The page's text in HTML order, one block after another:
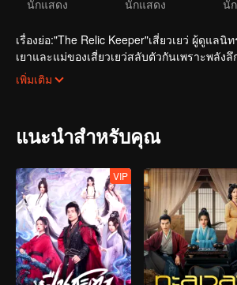
นักแสดง
นักแสดง
นั
เรื่องย่อ:"The Relic Keeper"เสี่ยวเยว่ ผู้ดูแ
เยาและแม่ของเสี่ยวเยว่สลับตัวกันเพราะพลัง
พยายามหาวิธีทะลุมิติ จนได้พบกับความลับ
เพิ่มเติม
แนะนำสำหรับคุณ
VIP